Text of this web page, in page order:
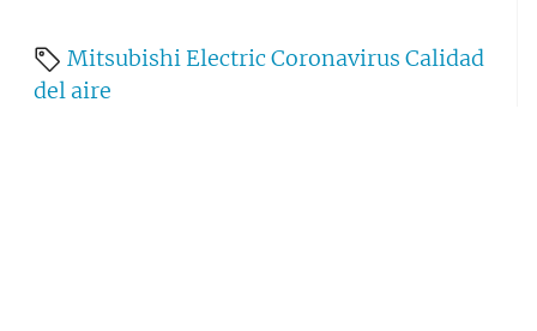
Mitsubishi ElectricCoronavirus Calidad
del aire